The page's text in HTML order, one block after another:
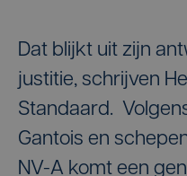
Dat blijkt uit zijn
justitie, schrijven
Standaard.
Gantois en
NV-A komt een